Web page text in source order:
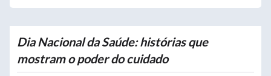
Dia Nacional da Saúde: histórias que
mostram o poder do cuidado